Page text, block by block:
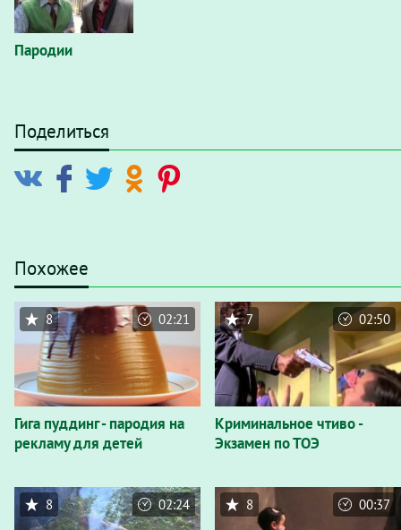
Пародии
Поделиться
Похожее
Гига пуддинг - пародия на
рекламу для детей
8 02:21
Криминальное чтиво -
Экзамен по ТОЭ
7 02:50
8 02:24 8 00:37